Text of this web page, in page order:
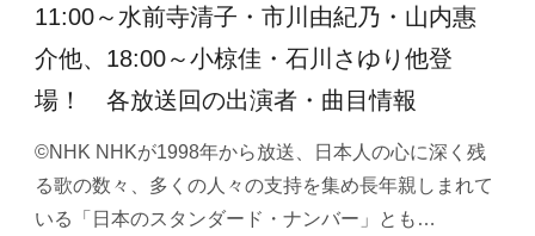
11:00～水前寺清子・市川由紀乃・山内惠
介他、18:00～小椋佳・石川さゆり他登
場！ 各放送回の出演者・曲目情報
©NHK NHKが1998年から放送、日本人の心に深く残
る歌の数々、多くの人々の支持を集め長年親しまれて
いる「日本のスタンダード・ナンバー」とも…